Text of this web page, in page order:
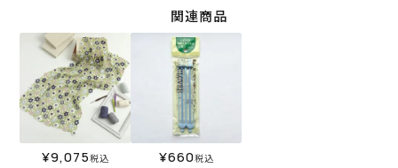
関連商品
¥9,075税込 ¥660税込